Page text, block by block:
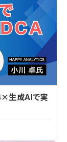
生成AIで実